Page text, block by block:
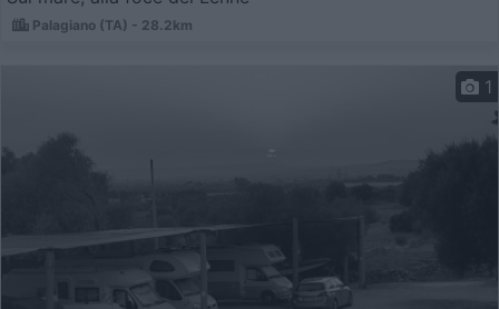
Palagiano (TA) - 28.2km
1